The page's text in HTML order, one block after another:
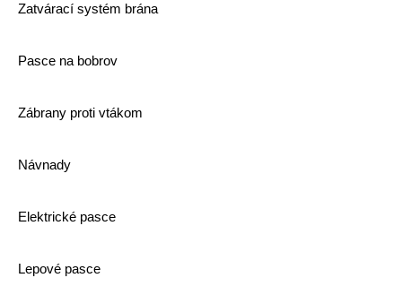
Zatvárací systém brána
Pasce na bobrov
Zábrany proti vtákom
Návnady
Elektrické pasce
Lepové pasce